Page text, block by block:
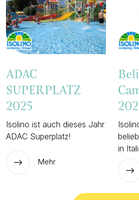
ADAC
SUPERPLATZ
2025
Isolino ist auch dieses Jahr
ADAC Superplatz!
Mehr
in